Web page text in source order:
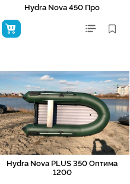
Hydra Nova 450 Про
Hydra Nova PLUS 350 Оптима
1200